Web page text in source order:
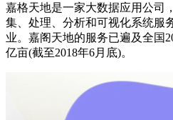
嘉格天地是一家大数据应用公司
集、处理、分析和可视化系统服
业。嘉阁天地的服务已遍及全国
亿亩(截至2018年6月底)。